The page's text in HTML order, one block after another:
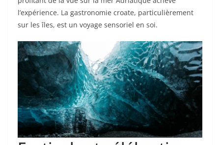
l’expérience. La gastronomie croate, particulièrement
sur les îles, est un voyage sensoriel en soi.